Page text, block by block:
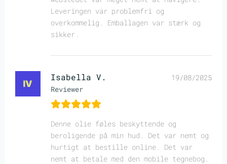
Leveringen var problemfri og
overkommelig. Emballagen var stærk og
sikker.
Isabella V.
Reviewer
19/08/2025
Denne olie føles beskyttende og
beroligende på min hud. Det var nemt og
hurtigt at bestille online. Det var
nemt at betale med den mobile tegnebog.